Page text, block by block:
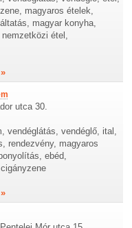
magyaros ételek,
magyar konyha,
étel,
utca 30.
vendéglátás, vendéglő, ital,
rendezvény, magyaros
ebéd,